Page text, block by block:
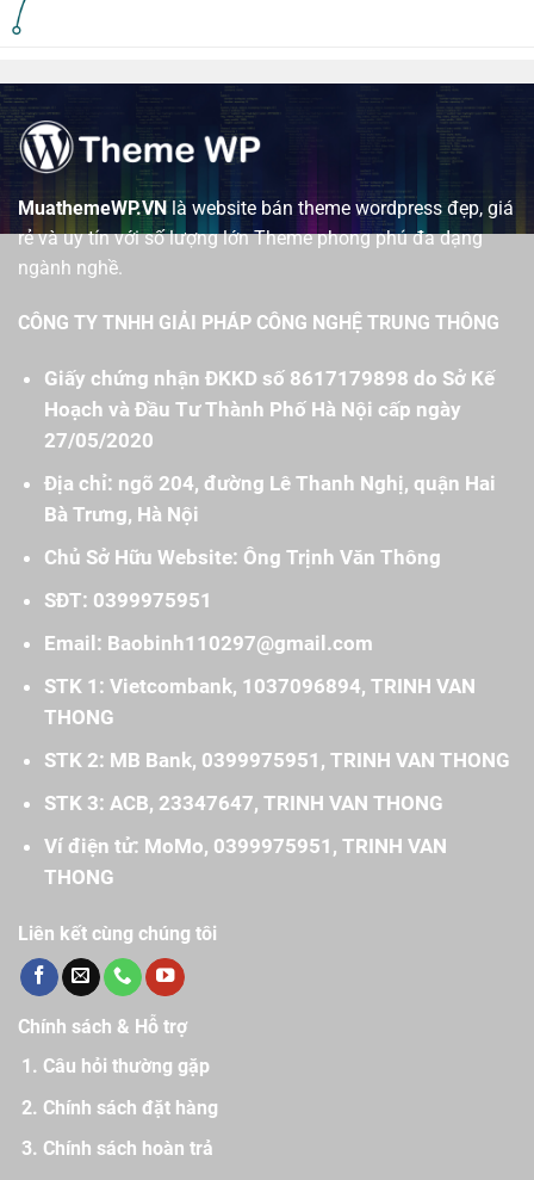
MuathemeWP.VNlà website bán theme wordpress đẹp, giá
rẻ và uy tín với số lượng lớn Theme phong phú đa dạng
ngành nghề.
CÔNG TY TNHH GIẢI PHÁP CÔNG NGHỆ TRUNG THÔNG
Giấy chứng nhận ĐKKD số 8617179898 do Sở Kế
Hoạch và Đầu Tư Thành Phố Hà Nội cấp ngày
27/05/2020
Địa chỉ: ngõ 204, đường Lê Thanh Nghị, quận Hai
Bà Trưng, Hà Nội
Chủ Sở Hữu Website: Ông Trịnh Văn Thông
SĐT: 0399975951
Email: Baobinh110297@gmail.com
STK 1: Vietcombank, 1037096894, TRINH VAN
THONG
STK 2: MB Bank, 0399975951, TRINH VAN THONG
STK 3: ACB, 23347647, TRINH VAN THONG
Ví điện tử: MoMo, 0399975951, TRINH VAN
THONG
Liên kết cùng chúng tôi
Chính sách & Hỗ trợ
Câu hỏi thường gặp
Chính sách đặt hàng
Chính sách hoàn trả